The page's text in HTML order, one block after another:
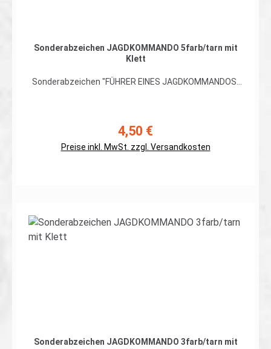
Sonderabzeichen JAGDKOMMANDO 5farb/tarn mit
Klett
Sonderabzeichen "FÜHRER EINES JAGDKOMMANDOS"
Preis gilt für ein Patch. Erhältlich auch ohne Klett auf
der Rückseite
Regulärer Preis:
4,50 €
Preise inkl. MwSt. zzgl. Versandkosten
Details
Sonderabzeichen JAGDKOMMANDO 3farb/tarn mit